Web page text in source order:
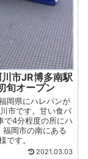
市JR博多南駅
旬オープン
岡県にハレパンが
市です。甘い食パ
で4分程度の所にハ
福岡市の南にある
です。
2021.03.03